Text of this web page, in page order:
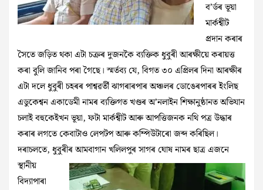
ব’ৰ্ডৰ ভূয়া
মাৰ্কশ্বীট
প্ৰদান কৰাৰ
সৈতে জড়িত থকা এটা চক্ৰৰ দুজনকৈ ব্যক্তিক ধুবুৰী আৰক্ষীয়ে কৰায়ত্ত
কৰা বুলি জানিব পৰা গৈছে। স্মৰ্তব্য যে, বিগত ৩০ এপ্ৰিলৰ দিনা আৰক্ষীৰ
এটা দলে ধুবুৰী চহৰৰ পাশ্বৱৰ্তী ঝাগৰাৰপাৰ অঞ্চলৰ ডোঙেৰপাৰৰ ইংলিছ
এডুকেশ্বন একাডেমী নামৰ ব্যক্তিগত খণ্ডৰ অ’নলাইন শিক্ষানুষ্ঠানত অভিযান
চলাই বহুকেইখন ভূয়া, ফটা মাৰ্কশ্বীট আৰু আপত্তিজনক নথি পত্র উদ্ধাৰ
কৰাৰ লগতে কেবাটাও লেপটপ আৰু কম্পিউটাৰো জব্দ কৰিছিল।
দৰাচলতে, ধুবুৰীৰআমবাগান খলিলপুৰ সাগৰ ঘোষ নামৰ ছাত্ৰ এজনে
স্থানীয়
বিদ্যাপাৰা